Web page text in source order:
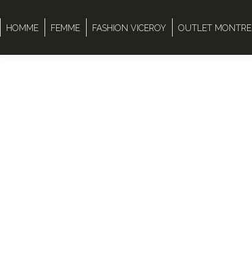
HOMME FEMME FASHION VICEROY OUTLET MONTRE